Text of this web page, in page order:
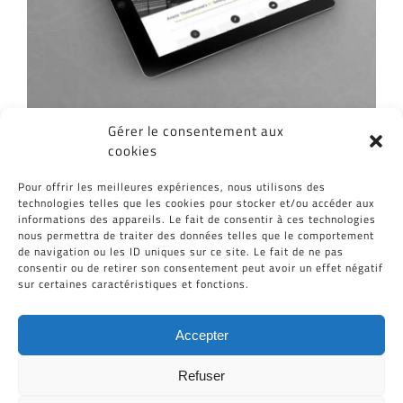
Gérer le consentement aux
cookies
Pour offrir les meilleures expériences, nous utilisons des
technologies telles que les cookies pour stocker et/ou accéder aux
informations des appareils. Le fait de consentir à ces technologies
nous permettra de traiter des données telles que le comportement
de navigation ou les ID uniques sur ce site. Le fait de ne pas
consentir ou de retirer son consentement peut avoir un effet négatif
sur certaines caractéristiques et fonctions.
Accepter
Refuser
Partagez cet article, Choisissez votre
Plateforme!
Facebook
TwitterRedditLinkedInWhatsApp
TumblrPinterest
Vk Email